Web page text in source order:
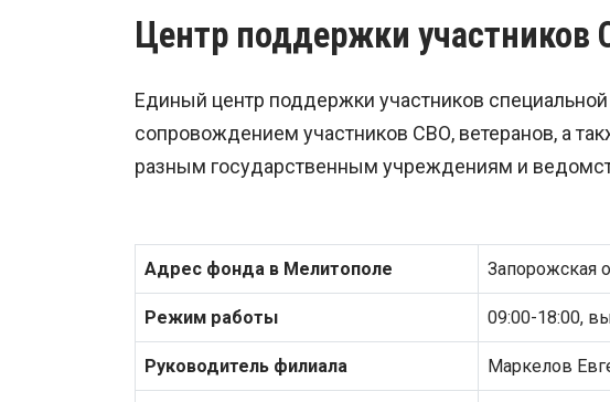
Центр поддержки участников
Единый центр поддержки участников
сопровождением участников СВО, ветеранов, а
разным государственным учреждениям и
Адрес фонда в Мелитополе Запорожская
Режим работы 09:00-18:00,
Руководитель филиала Маркелов